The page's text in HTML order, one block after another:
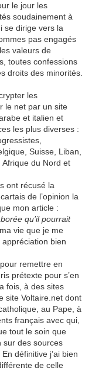
le jour les
soudainement à
se dirige vers la
pas engagés
valeurs de
toutes confessions
droits des minorités.
les
le net par un site
et italien et
les plus diverses :
Suisse, Liban,
Afrique du Nord et
ont récusé la
de l’opinion la
mon article :
qu’il pourrait
vie que je me
bien
remettre en
prétexte pour s’en
fois, à des sites
site Voltaire.net dont
au Pape, à
français avec qui,
tout le soin que
sur des sources
définitive j’ai bien
de celle